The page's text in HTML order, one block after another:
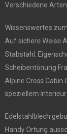
Verschiedene
Wissenswertes
Auf sichere Weise
Stabstahl:
Scheibentönung
Alpine Cross
speziellem Interieur
Edelstahlblech
Handy Ortung